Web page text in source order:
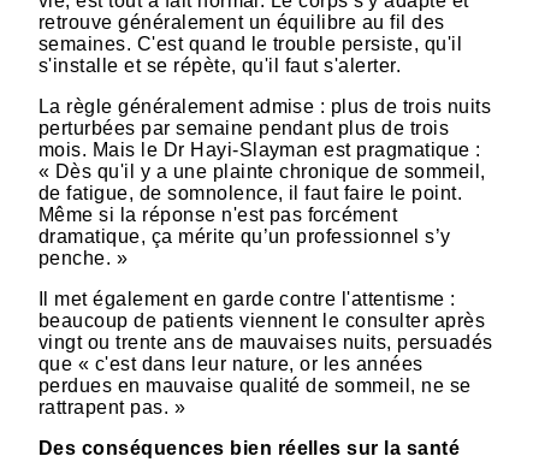
retrouve généralement un équilibre au fil des
semaines. C'est quand le trouble persiste, qu'il
s'installe et se répète, qu'il faut s'alerter.
La règle généralement admise : plus de trois nuits
perturbées par semaine pendant plus de trois
mois. Mais le Dr Hayi-Slayman est pragmatique :
« Dès qu'il y a une plainte chronique de sommeil,
de fatigue, de somnolence, il faut faire le point.
Même si la réponse n'est pas forcément
dramatique, ça mérite qu’un professionnel s’y
penche. »
Il met également en garde contre l'attentisme :
beaucoup de patients viennent le consulter après
vingt ou trente ans de mauvaises nuits, persuadés
que « c'est dans leur nature, or les années
perdues en mauvaise qualité de sommeil, ne se
rattrapent pas. »
Des conséquences bien réelles sur la santé